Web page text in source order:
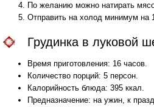
По желанию можно натирать
Отправить на холод минимум на
Грудинка в луковой
Время приготовления: 16 часов.
Количество порций: 5 персон.
Калорийность блюда: 395 ккал.
Предназначение: на ужин, к